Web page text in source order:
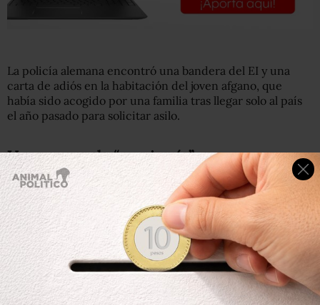
La policía alemana encontró una bandera del EI y una
carta de adiós en la habitación del joven afgano, que
había sido acogido por una familia tras llegar solo al país
el año pasado para solicitar asilo.
Una escena de “carnicería”
En la misiva, el joven escribió: “Ahora, rezo para poder
vengarme de estos ‘infieles’ e ir al paraíso”. El sábado, dos
días antes de los hechos, se enteró de la muerte de uno
de sus amigos en Afganistán, indicó la policía, sugiriendo
que este elemento lo empujó a pasar al acto.
El lunes por la noche se subió a un tren regional y atacó a
cuatro personas, todas ellas de una misma familia de